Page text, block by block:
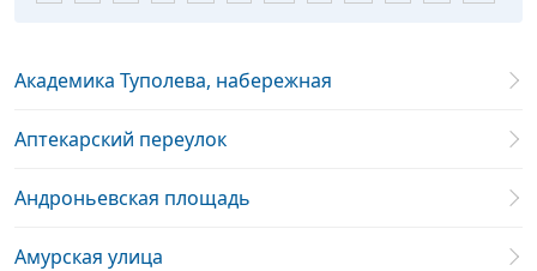
Академика Туполева, набережная
Аптекарский переулок
Андроньевская площадь
Амурская улица